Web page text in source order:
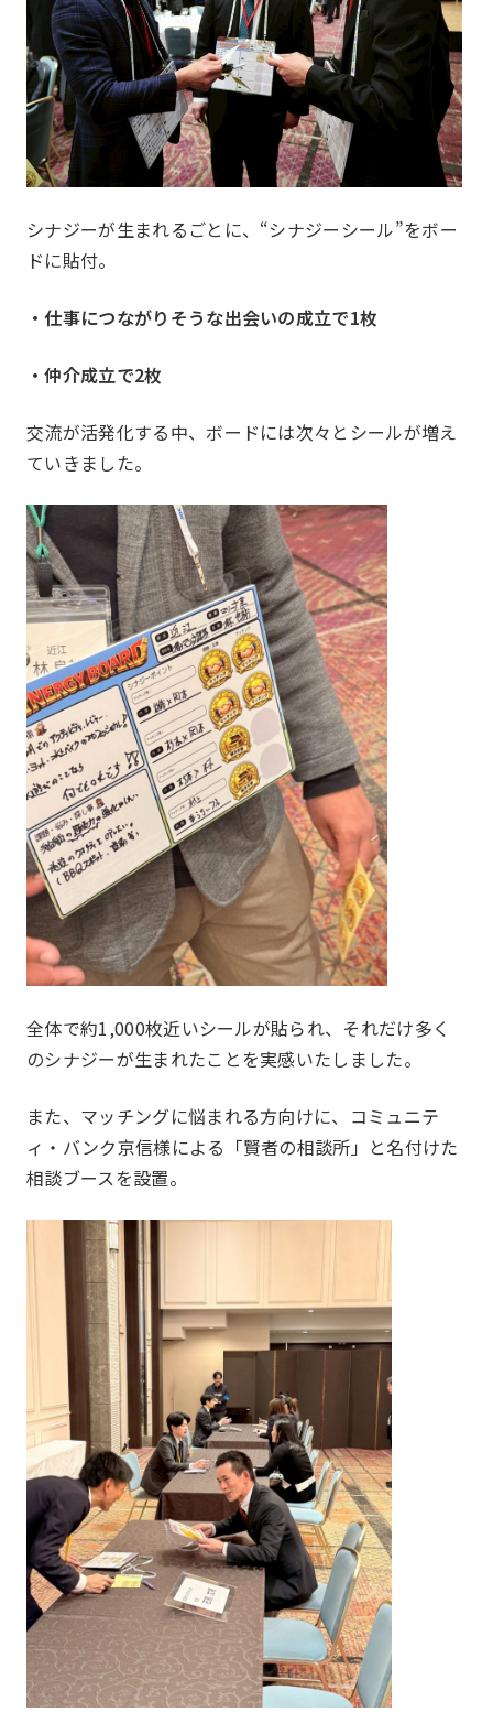
一覧を見る
JJクラブ（ジョギ
十柱戯（ボウリング）
アウトドア同好会
シャンティ（ヨガ）
お問い合わせ
Contact us
シナジーが生まれるごとに、“シナジーシール”をボー
ドに貼付。
・仕事につながりそうな出会いの成立で1枚
・仲介成立で2枚
交流が活発化する中、ボードには次々とシールが増え
ていきました。
全体で約1,000枚近いシールが貼られ、それだけ多く
のシナジーが生まれたことを実感いたしました。
また、マッチングに悩まれる方向けに、コミュニテ
ィ・バンク京信様による「賢者の相談所」と名付けた
相談ブースを設置。